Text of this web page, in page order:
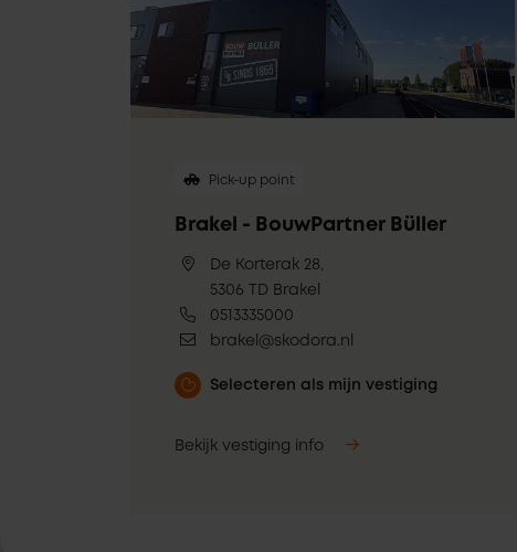
Pick-up point
Brakel - BouwPartner Büller
De Korterak 28,
5306 TD Brakel
0513335000
brakel@skodora.nl
Selecteren als mijn vestiging
Bekijk vestiging info